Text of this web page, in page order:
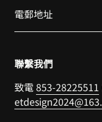
聯繫我們
致電853-28225511